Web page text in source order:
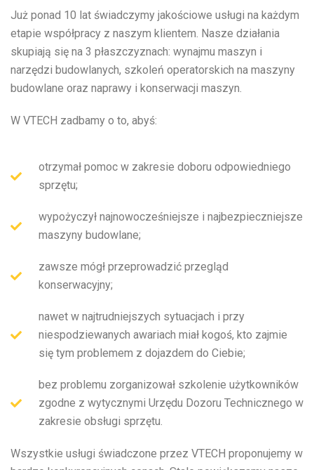
Już ponad 10 lat świadczymy jakościowe usługi na każdym
etapie współpracy z naszym klientem. Nasze działania
skupiają się na 3 płaszczyznach: wynajmu maszyn i
narzędzi budowlanych, szkoleń operatorskich na maszyny
budowlane oraz naprawy i konserwacji maszyn.
W VTECH zadbamy o to, abyś:
otrzymał pomoc w zakresie doboru odpowiedniego
sprzętu;
wypożyczył najnowocześniejsze i najbezpieczniejsze
maszyny budowlane;
zawsze mógł przeprowadzić przegląd
konserwacyjny;
nawet w najtrudniejszych sytuacjach i przy
niespodziewanych awariach miał kogoś, kto zajmie
się tym problemem z dojazdem do Ciebie;
bez problemu zorganizował szkolenie użytkowników
zgodne z wytycznymi Urzędu Dozoru Technicznego w
zakresie obsługi sprzętu.
Wszystkie usługi świadczone przez VTECH proponujemy w